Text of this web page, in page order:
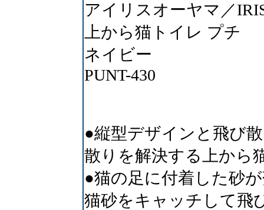
アイリスオーヤマ／
上から猫トイレ プチ
ネイビー
PUNT-430
●縦型デザインと飛び
散りを解決する上から
●猫の足に付着した砂
猫砂をキャッチして飛